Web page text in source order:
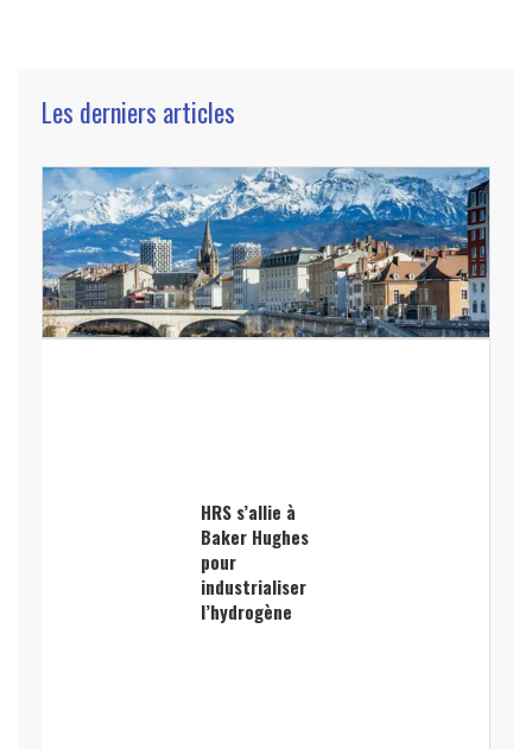
Les derniers articles
HRS s’allie à
Baker Hughes
pour
industrialiser
l’hydrogène